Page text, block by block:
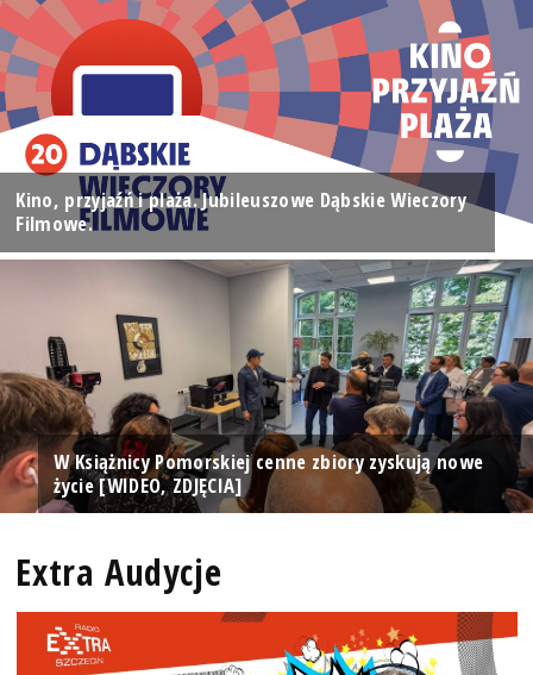
Kino, przyjaźń i plaża. Jubileuszowe Dąbskie Wieczory
Filmowe.
W Książnicy Pomorskiej cenne zbiory zyskują nowe
życie [WIDEO, ZDJĘCIA]
Extra Audycje